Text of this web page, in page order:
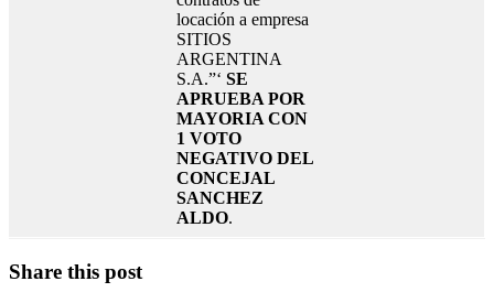
locación a empresa
SITIOS
ARGENTINA
S.A.”‘ SE
APRUEBA POR
MAYORIA CON
1 VOTO
NEGATIVO DEL
CONCEJAL
SANCHEZ
ALDO.
Share this post